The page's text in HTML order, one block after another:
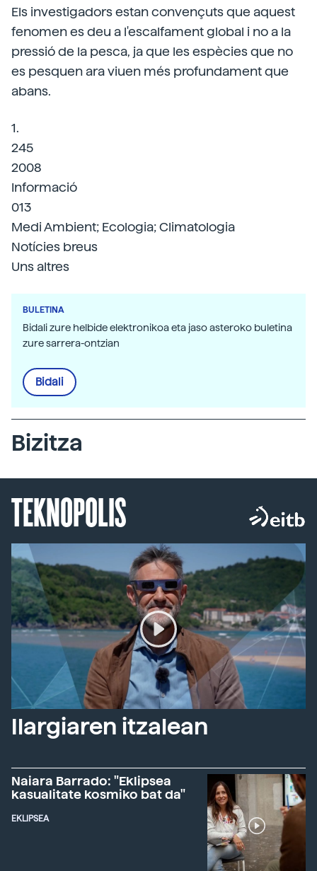
Els investigadors estan convençuts que aquest
fenomen es deu a l'escalfament global i no a la
pressió de la pesca, ja que les espècies que no
es pesquen ara viuen més profundament que
abans.
1.
245
2008
Informació
013
Medi Ambient; Ecologia; Climatologia
Notícies breus
Uns altres
BULETINA
Bidali zure helbide elektronikoa eta jaso asteroko buletina
zure sarrera-ontzian
Bidali
Bizitza
TEKNOPOLIS
Ilargiaren itzalean
Naiara Barrado: "Eklipsea
kasualitate kosmiko bat da"
EKLIPSEA